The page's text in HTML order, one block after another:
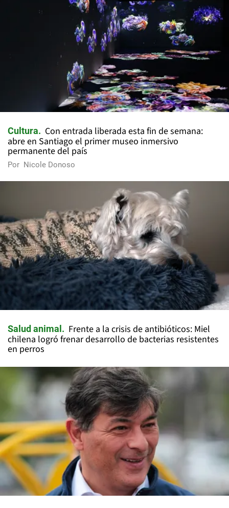
Cultura
Con entrada liberada esta fin de semana:
abre en Santiago el primer museo inmersivo
permanente del país
Por Nicole Donoso
Salud animal
Frente a la crisis de antibióticos: Miel
chilena logró frenar desarrollo de bacterias resistentes
en perros